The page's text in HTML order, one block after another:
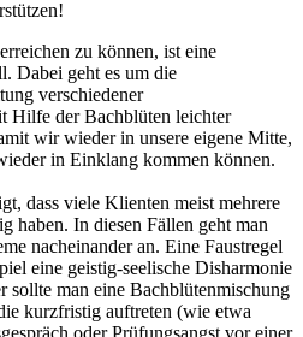
zu können, ist eine
Dabei geht es um die
verschiedener
Hilfe der Bachblüten leichter
wir wieder in unsere eigene Mitte,
in Einklang kommen können.
dass viele Klienten meist mehrere
haben. In diesen Fällen geht man
nacheinander an. Eine Faustregel
eine geistig-seelische Disharmonie
sollte man eine Bachblütenmischung
kurzfristig auftreten (wie etwa